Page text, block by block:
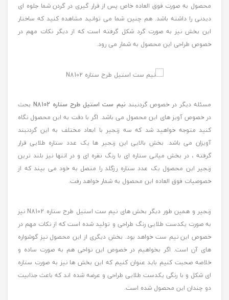
محصول به صورت فوق العاده خاص پس از قرار گیری در گردن شما جلوه ای
دیدنی را داشته باشد. هم چنین شما می توانید مشاهده کنید که ساختار
این بخش نیز به صورت گرد شکل گرفته است که از دیگر نکات مهم در
خصوص طراحی این محصول به شمار می رود.
مسئله دیگر در خصوص گردنبندنیم ست استیل طرح ستاره N8102
بحث
در خصوص آویز های این محصول می باشد. اگر با دقت به این محصول نگاه
کنید متوجه خواهید شد که سه زنجیر با ابعاد مختلف به این گردنبند
آویزان می باشد. بخش بالایی این زنجیر ها یک عدد ستاره طلایی قرار
گرفته ، در بخش میانی ستاره ای با رنگ نقره ای و در انتها نیز بلند ترین
زنجیر این محصول یک عدد ستاره رزگلد را متصل به خود می بیند که از
خصوصیات فوق العاده این محصول به شمار خواهد رفت.
زنجیر و همین طور دیگر بخش های نیم ست استیل طرح ستاره N8102 نیز
به صورت یکدست طلایی رنگ طراحی و تولید شده است که از نکات مهم در
خصوص این نیم ست خواهد بود. بخش دیگری از این محصول نیز گوشواره
های آن است. اگر بخواهیم در خصوص این نواحی هم به صورت ساده و
خلاصه صحبت کنیم باید عنوان کنیم که این بخش ها نیز به صورت ستاره
ای شکل و با رنگی یکدست طلایی طراحی و عرضه شده اند که باعث جذابیت
دو چندان این محصول شده است.